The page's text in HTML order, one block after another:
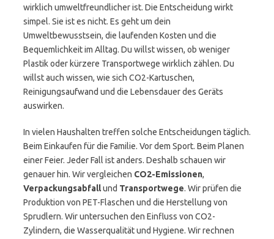
wirklich umweltfreundlicher ist. Die Entscheidung wirkt
simpel. Sie ist es nicht. Es geht um dein
Umweltbewusstsein, die laufenden Kosten und die
Bequemlichkeit im Alltag. Du willst wissen, ob weniger
Plastik oder kürzere Transportwege wirklich zählen. Du
willst auch wissen, wie sich CO2-Kartuschen,
Reinigungsaufwand und die Lebensdauer des Geräts
auswirken.
In vielen Haushalten treffen solche Entscheidungen täglich.
Beim Einkaufen für die Familie. Vor dem Sport. Beim Planen
einer Feier. Jeder Fall ist anders. Deshalb schauen wir
genauer hin. Wir vergleichen CO2-Emissionen,
Verpackungsabfallund Transportwege. Wir prüfen die
Produktion von PET-Flaschen und die Herstellung von
Sprudlern. Wir untersuchen den Einfluss von CO2-
Zylindern, die Wasserqualität und Hygiene. Wir rechnen